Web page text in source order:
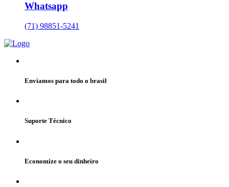
Whatsapp
(71) 98851-5241
Enviamos para todo o brasil
Suporte Técnico
Economize o seu dinheiro